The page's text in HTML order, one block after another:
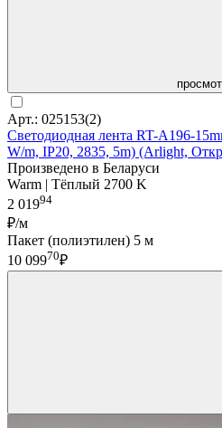
Арт.: 025153(2)
Светодиодная лента RT-A196-
W/m, IP20, 2835, 5m) (Arlight,
Произведено в Беларуси
Warm | Тёплый 2700 K
2 01994
₽/м
Пакет (полиэтилен) 5 м
10 09970₽